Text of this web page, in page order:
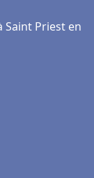
Priest en